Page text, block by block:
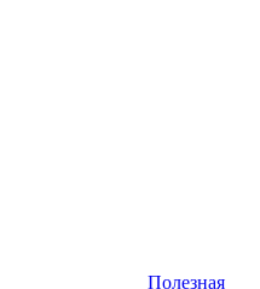
Полезная